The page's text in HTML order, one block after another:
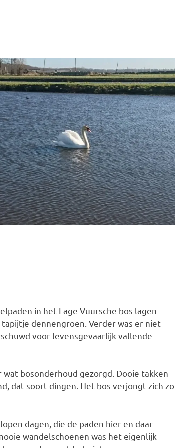
in het Lage Vuursche bos lagen
dennengroen. Verder was er niet
voor levensgevaarlijk vallende
bosonderhoud gezorgd. Dooie takken
dat soort dingen. Het bos verjongt zich zo
dagen, die de paden hier en daar
wandelschoenen was het eigenlijk